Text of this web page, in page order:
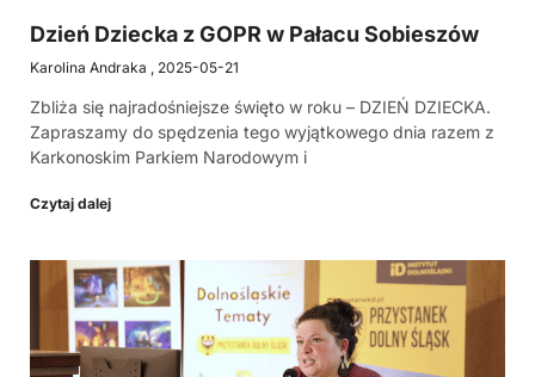
Dzień Dziecka z GOPR w Pałacu Sobieszów
Karolina Andraka 2025-05-21
Zbliża się najradośniejsze święto w roku – DZIEŃ DZIECKA.
Zapraszamy do spędzenia tego wyjątkowego dnia razem z
Karkonoskim Parkiem Narodowym i
Czytaj dalej